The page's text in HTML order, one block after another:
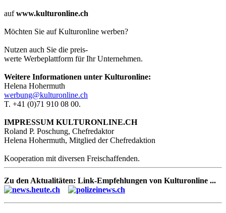
aufwww.kulturonline.ch
Möchten Sie auf Kulturonline werben?
Nutzen auch Sie die preis-
werte Werbeplattform für Ihr Unternehmen.
Weitere Informationen unter Kulturonline:
Helena Hohermuth
werbung@kulturonline.ch
T. +41 (0)71 910 08 00.
IMPRESSUM KULTURONLINE.CH
Roland P. Poschung, Chefredaktor
Helena Hohermuth, Mitglied der Chefredaktion
Kooperation mit diversen Freischaffenden.
Zu den Aktualitäten: Link-Empfehlungen von Kulturonline ...